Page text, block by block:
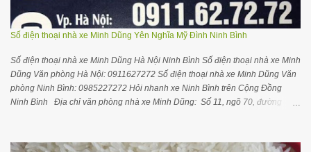
Số điện thoại nhà xe Minh Dũng Yên Nghĩa Mỹ Đình Ninh Bình
Số điện thoại nhà xe Minh Dũng Hà Nội Ninh Bình Số điện thoại nhà xe Minh
Dũng Văn phòng Hà Nội: 0911627272 Số điện thoại nhà xe Minh Dũng Văn
phòng Ninh Bình: 0985227272 Hỏi nhanh xe Ninh Bình trên Cộng Đồng
Ninh Bình Địa chỉ văn phòng nhà xe Minh Dũng: Số 11, ngõ 70, đường
Ninh Bình Mua sỉ gạo ST25 Thiên Long Rice Hướng dẫn mở đại lý kinh